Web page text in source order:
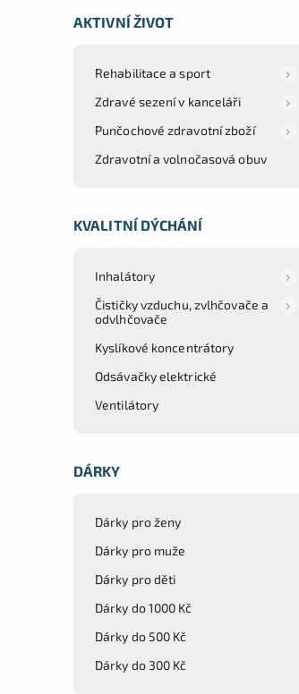
AKTIVNÍ ŽIVOT
Rehabilitace a sport
Zdravé sezení v kanceláři
Punčochové zdravotní zboží
Zdravotní a volnočasová obuv
KVALITNÍ DÝCHÁNÍ
Inhalátory
Čističky vzduchu, zvlhčovače a
odvlhčovače
Kyslíkové koncentrátory
Odsávačky elektrické
Ventilátory
DÁRKY
Dárky pro ženy
Dárky pro muže
Dárky pro děti
Dárky do 1000 Kč
Dárky do 500 Kč
Dárky do 300 Kč